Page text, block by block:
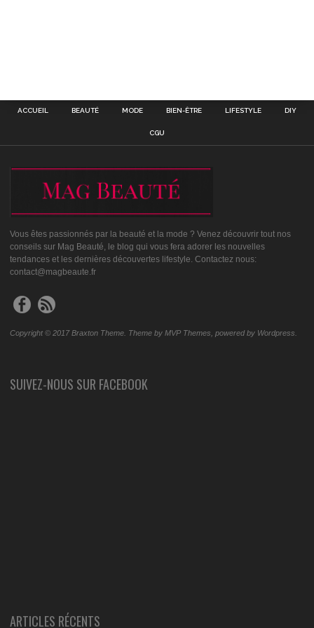
ACCUEIL BEAUTÉ MODE BIEN-ÊTRE LIFESTYLE DIY
CGU
Vous êtes passionnés par la beauté et la mode ? Venez découvrir tout nos
conseils sur Mag Beauté, le blog qui vous fera adorer les nouvelles
tendances et les dernières découvertes lifestyle. Contactez nous:
contact@magbeaute.fr
Copyright © 2017 Braxton Theme. Theme by MVP Themes, powered by Wordpress.
SUIVEZ-NOUS SUR FACEBOOK
ARTICLES RÉCENTS